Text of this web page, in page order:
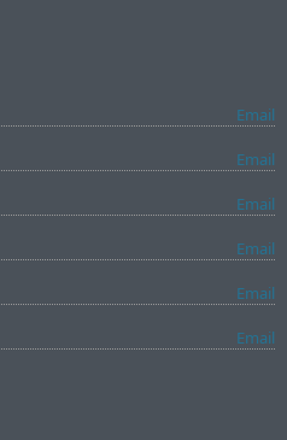
Email
Email
Email
Email
Email
Email